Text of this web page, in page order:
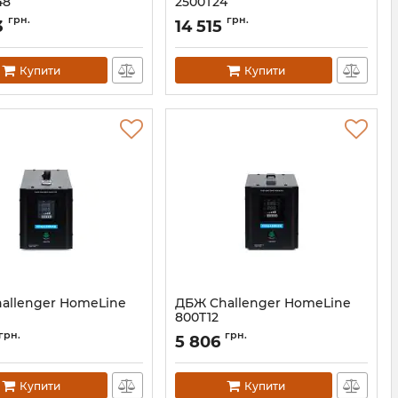
грн.
Купити
Артикул: 11598
14 515 грн.
Купити
HomeLine
АН010330
грн.
Купити
ДБЖ Challenger HomeLine
800T12
Артикул: АН010328
5 806 грн.
Купити